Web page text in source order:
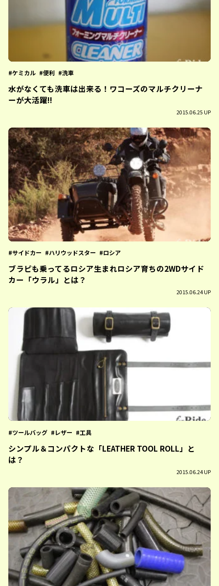
ケミカル 便利 洗車
水がなくても洗車は出来る！ワコーズのマルチクリーナ
ーが大活躍!!
2015.06.25 UP
サイドカー ハリウッドスター ロシア
ブラピも乗ってるロシア生まれロシア育ちの2WDサイド
カー「ウラル」とは？
2015.06.24 UP
ツールバッグ レザー 工具
シンプル＆コンパクトな「LEATHER TOOL ROLL」と
は？
2015.06.24 UP